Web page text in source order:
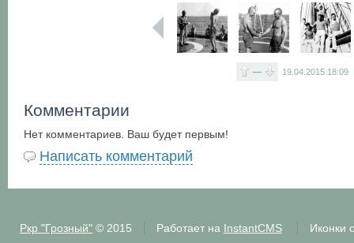
— 19.04.2015 18:09
Комментарии
Нет комментариев. Ваш будет первым!
Написать комментарий
Ркр "Грозный"© 2015 Работает на InstantCMS Иконки